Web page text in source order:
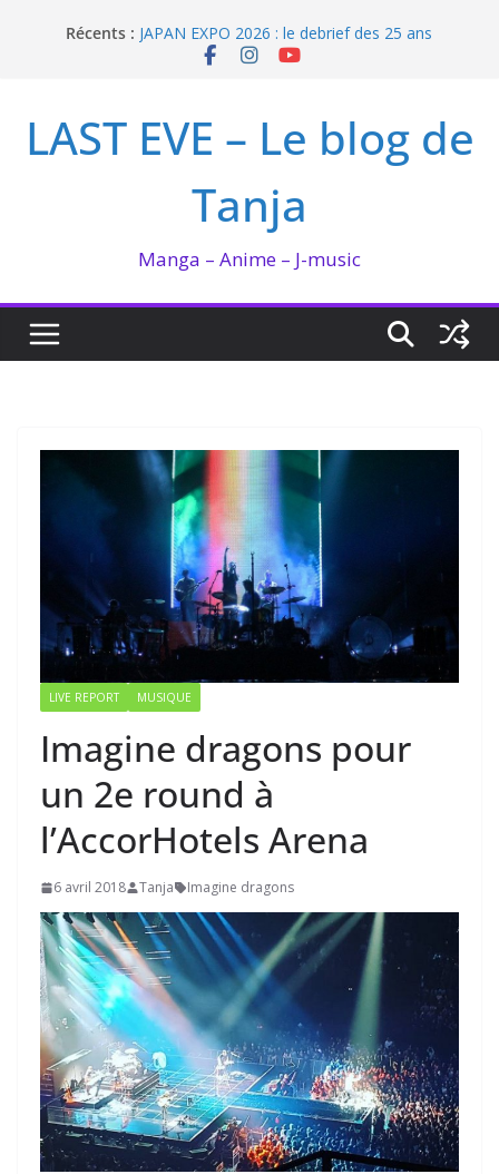
Récents : JAPAN EXPO 2026 : le debrief des 25 ans
Bilan lecture et visionnage de juillet 2026
Enomoto n’est pas un ange
LAST EVE – Le blog de
Tanja
Manga – Anime – J-music
LIVE REPORT MUSIQUE
Imagine dragons pour
un 2e round à
l’AccorHotels Arena
6 avril 2018 Tanja Imagine dragons